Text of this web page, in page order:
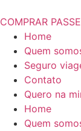
COMPRAR
Home
Quem
Seguro
Contato
Quero na
Home
Quem